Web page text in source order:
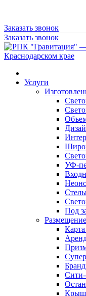
Заказать звонок
Заказать звонок
Услуги
УФ-
Под